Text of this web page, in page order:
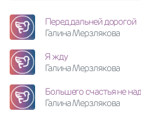
Перед дальней дорогой
Галина Мерзлякова
Я жду
Галина Мерзлякова
Большего счастья не
Галина Мерзлякова